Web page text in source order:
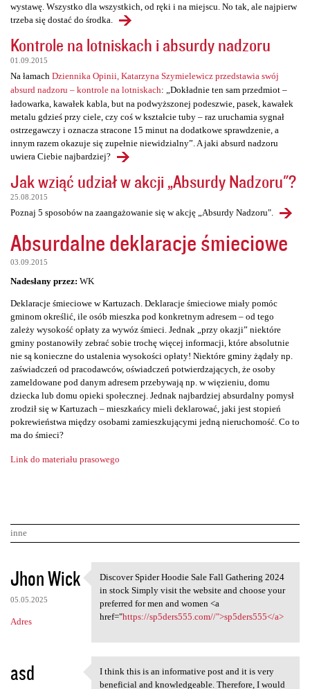
wystawę. Wszystko dla wszystkich, od ręki i na miejscu. No tak, ale najpierw
trzeba się dostać do środka.
Kontrole na lotniskach i absurdy nadzoru
01.09.2015
Na łamach Dziennika Opinii, Katarzyna Szymielewicz przedstawia swój
absurd nadzoru – kontrole na lotniskach: „Dokładnie ten sam przedmiot –
ładowarka, kawałek kabla, but na podwyższonej podeszwie, pasek, kawałek
metalu gdzieś przy ciele, czy coś w kształcie tuby – raz uruchamia sygnał
ostrzegawczy i oznacza stracone 15 minut na dodatkowe sprawdzenie, a
innym razem okazuje się zupełnie niewidzialny”. A jaki absurd nadzoru
uwiera Ciebie najbardziej?
Jak wziąć udział w akcji „Absurdy Nadzoru"?
25.08.2015
Poznaj 5 sposobów na zaangażowanie się w akcję „Absurdy Nadzoru".
Absurdalne deklaracje śmieciowe
03.09.2015
Nadesłany przez: WK
Deklaracje śmieciowe w Kartuzach. Deklaracje śmieciowe miały pomóc
gminom określić, ile osób mieszka pod konkretnym adresem – od tego
zależy wysokość opłaty za wywóz śmieci. Jednak „przy okazji” niektóre
gminy postanowiły zebrać sobie trochę więcej informacji, które absolutnie
nie są konieczne do ustalenia wysokości opłaty! Niektóre gminy żądały np.
zaświadczeń od pracodawców, oświadczeń potwierdzających, że osoby
zameldowane pod danym adresem przebywają np. w więzieniu, domu
dziecka lub domu opieki społecznej. Jednak najbardziej absurdalny pomysł
zrodził się w Kartuzach – mieszkańcy mieli deklarować, jaki jest stopień
pokrewieństwa między osobami zamieszkującymi jedną nieruchomość. Co to
ma do śmieci?
Link do materiału prasowego
inne
K
o
m
e
t
Jhon Wick
05.05.2025
Adres
Discover Spider Hoodie Sale
Discover Spider Hoodie Sale Fall Gathering 2024
in stock Simply visit the website and choose your
preferred for men and women <a
href="https://sp5ders555.com//">sp5ders555</a>
asd I think this is an
I think this is an informative post and it is very
beneficial and knowledgeable. Therefore, I would